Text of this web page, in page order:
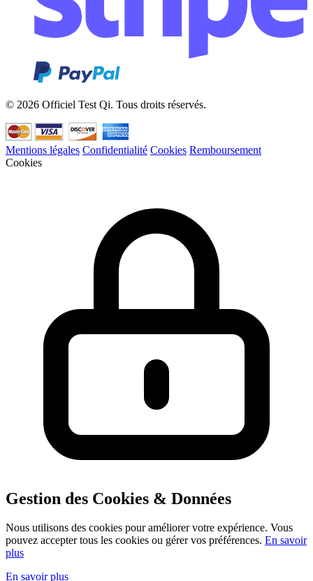
© 2026 Officiel Test Qi. Tous droits réservés.
Mentions légales Confidentialité Cookies Remboursement
Cookies
Gestion des Cookies & Données
Nous utilisons des cookies pour améliorer votre expérience. Vous
pouvez accepter tous les cookies ou gérer vos préférences. En savoir
plus
En savoir plus